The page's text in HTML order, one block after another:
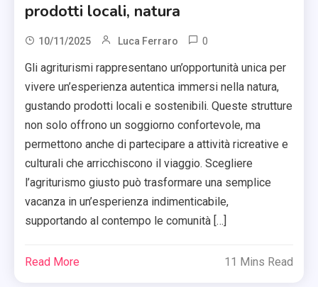
prodotti locali, natura
10/11/2025 Luca Ferraro 0
Gli agriturismi rappresentano un’opportunità unica per
vivere un’esperienza autentica immersi nella natura,
gustando prodotti locali e sostenibili. Queste strutture
non solo offrono un soggiorno confortevole, ma
permettono anche di partecipare a attività ricreative e
culturali che arricchiscono il viaggio. Scegliere
l’agriturismo giusto può trasformare una semplice
vacanza in un’esperienza indimenticabile,
supportando al contempo le comunità […]
Read More 11 Mins Read